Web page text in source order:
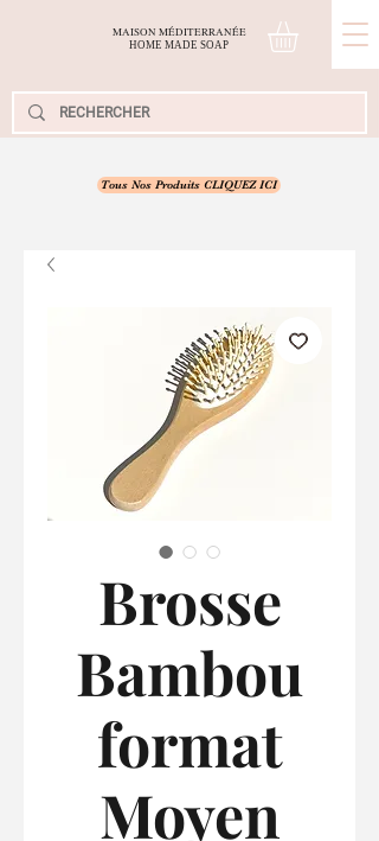
MAISON MÉDITERRANÉE
HOME MADE SOAP
Tous Nos Produits CLIQUEZ ICI
Brosse
Bambou
format
Moyen